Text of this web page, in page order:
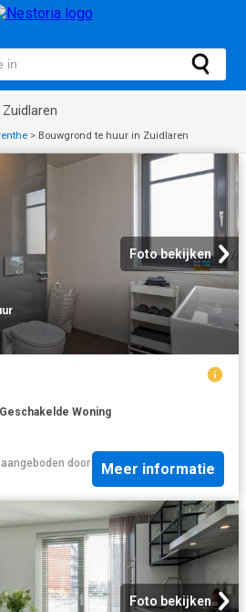
> Bouwgrond te huur in Zuidlaren
Foto bekijken
Geschakelde Woning
aangeboden door
Meer informatie
Foto bekijken